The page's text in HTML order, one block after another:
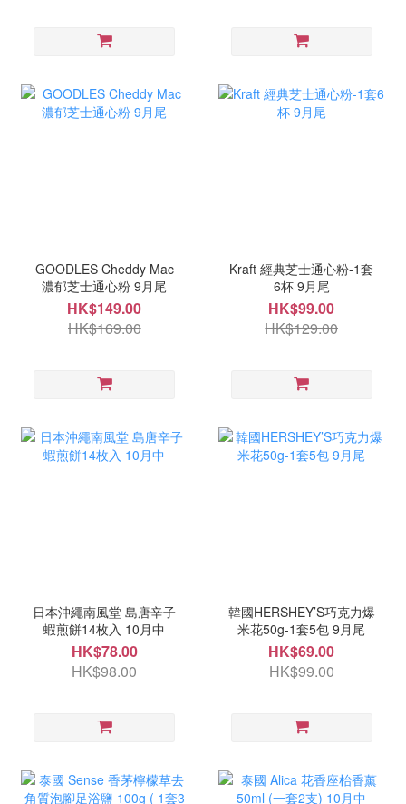
GOODLES Cheddy Mac
濃郁芝士通心粉 9月尾
HK$149.00
HK$169.00
Kraft 經典芝士通心粉-1套
6杯 9月尾
HK$99.00
HK$129.00
日本沖繩南風堂 島唐辛子
蝦煎餅14枚入 10月中
HK$78.00
HK$98.00
韓國HERSHEY’S巧克力爆
米花50g-1套5包 9月尾
HK$69.00
HK$99.00